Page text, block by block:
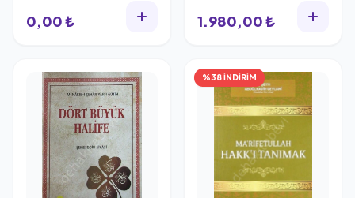
0,00 ₺ 1.980,00 ₺
%38 İNDİRİM